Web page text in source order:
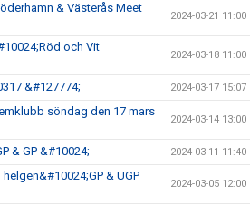
& Västerås Meet
2024-03-21 11:00
och Vit
2024-03-18 11:00
&#127774; 2024-03-17 15:07
söndag den 17 mars
2024-03-14 13:00
& GP &#10024; 2024-03-11 11:40
& UGP
2024-03-05 12:00